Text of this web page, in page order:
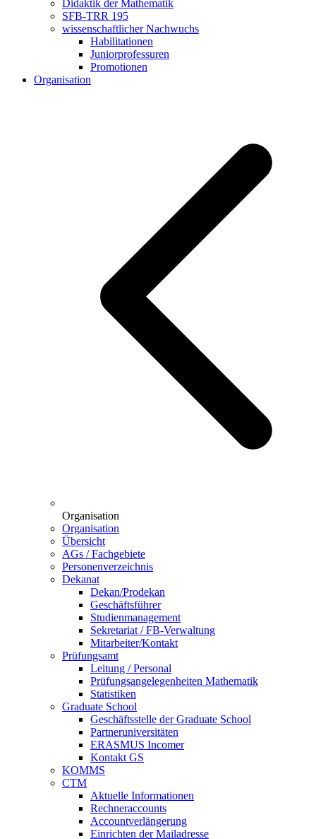
Didaktik der Mathematik
SFB-TRR 195
wissenschaftlicher Nachwuchs
Habilitationen
Juniorprofessuren
Promotionen
Organisation
Organisation
Organisation
Übersicht
AGs / Fachgebiete
Personenverzeichnis
Dekanat
Dekan/Prodekan
Geschäftsführer
Studienmanagement
Sekretariat / FB-Verwaltung
Mitarbeiter/Kontakt
Prüfungsamt
Leitung / Personal
Prüfungsangelegenheiten Mathematik
Statistiken
Graduate School
Geschäftsstelle der Graduate School
Partneruniversitäten
ERASMUS Incomer
Kontakt GS
KOMMS
CTM
Aktuelle Informationen
Rechneraccounts
Accountverlängerung
Einrichten der Mailadresse